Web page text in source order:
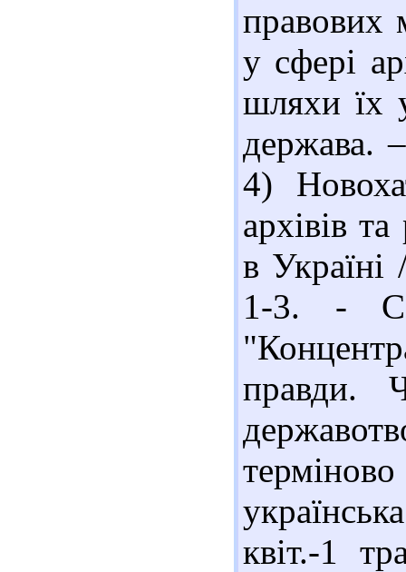
правових
у сфері
шляхи їх
держава.
4)
архівів
в
1-3. -
правди.
квіт.-1